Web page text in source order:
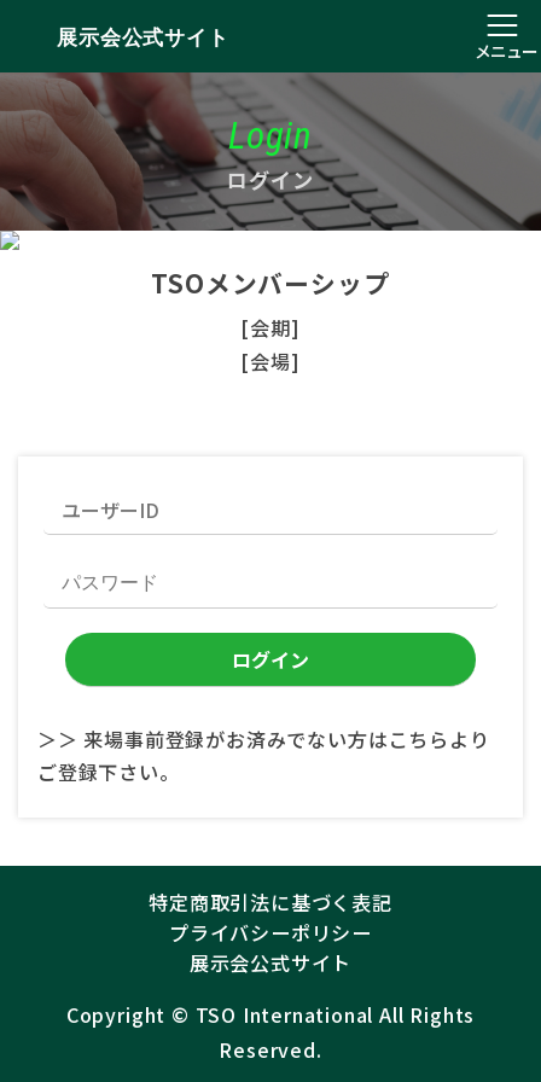
展示会公式サイト
メニュー
Login
ログイン
TSOメンバーシップ
[会期]
[会場]
＞＞ 来場事前登録がお済みでない方はこちらより
ご登録下さい。
特定商取引法に基づく表記
プライバシーポリシー
展示会公式サイト
Copyright ©︎ TSO International All Rights
Reserved.